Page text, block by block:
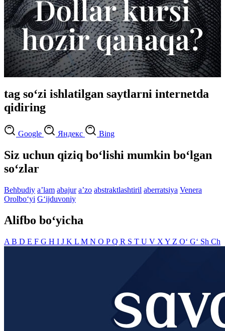
tag so‘zi ishlatilgan saytlarni internetda
qidiring
Google Яндекс Bing
Siz uchun qiziq bo‘lishi mumkin bo‘lgan
so‘zlar
Behbudiy aʼlam abajur aʼzo abstraktlashtiril aberratsiya Venera
Orolbo‘yi G‘ijduvoniy
Alifbo bo‘yicha
A B D E F G H I J K L M N O PQ R S T U V X Y Z O‘ G‘ Sh Ch